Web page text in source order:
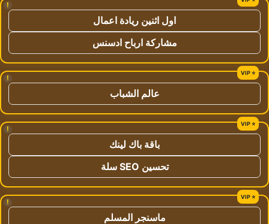
!
اول اثنين ريادة اعمال
مشاركة ارباح ادسنس
!
عالم الشباب
!
باقة باك لينك
تحسين SEO سلة
!
ماسنجر المسلم